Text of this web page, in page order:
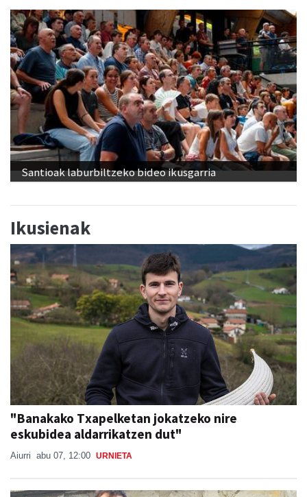
Santioak laburbiltzeko bideo ikusgarria
Ikusienak
"Banakako Txapelketan jokatzeko nire
eskubidea aldarrikatzen dut"
Aiurri abu 07, 12:00 URNIETA